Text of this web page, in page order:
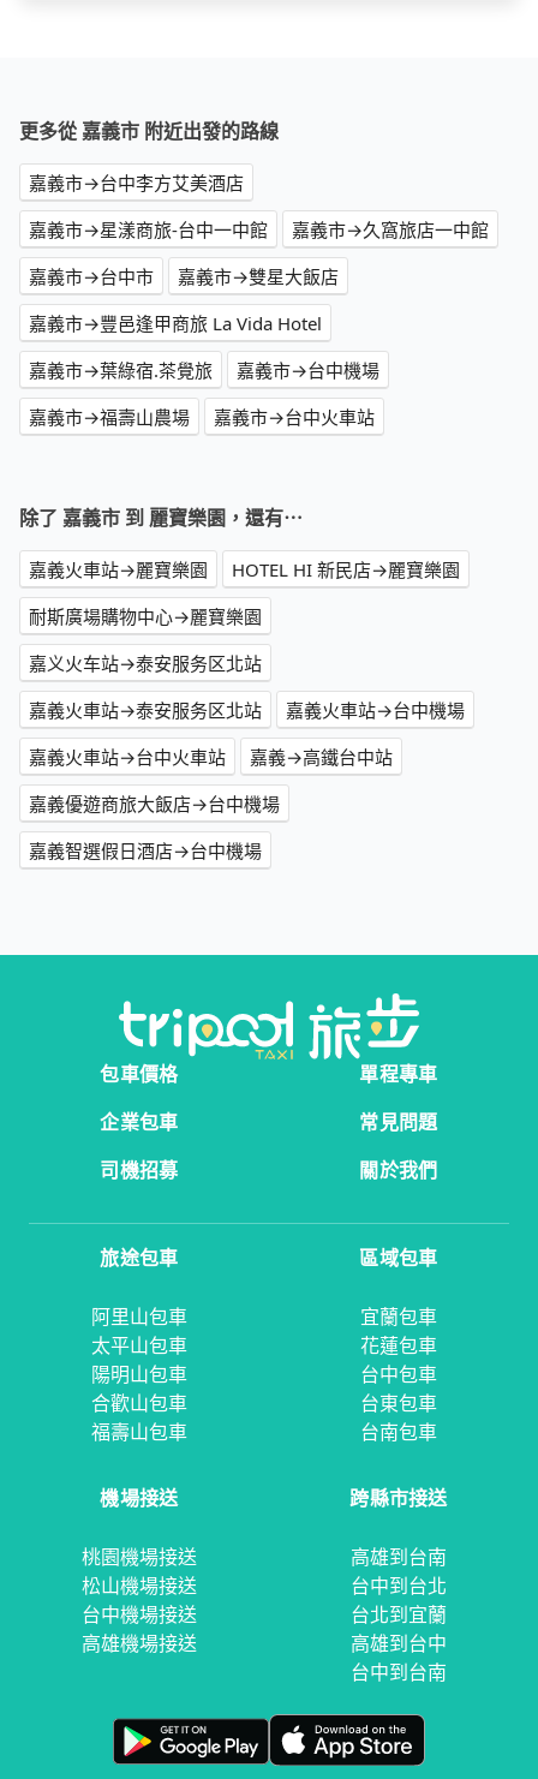
更多從 嘉義市 附近出發的路線
嘉義市→台中李方艾美酒店
嘉義市→星漾商旅-台中一中館
嘉義市→久窩旅店一中館
嘉義市→台中市
嘉義市→雙星大飯店
嘉義市→豐邑逢甲商旅 La Vida Hotel
嘉義市→葉綠宿.茶覺旅
嘉義市→台中機場
嘉義市→福壽山農場
嘉義市→台中火車站
除了 嘉義市 到 麗寶樂園，還有⋯
嘉義火車站→麗寶樂園
HOTEL HI 新民店→麗寶樂園
耐斯廣場購物中心→麗寶樂園
嘉义火车站→泰安服务区北站
嘉義火車站→泰安服务区北站
嘉義火車站→台中機場
嘉義火車站→台中火車站
嘉義→高鐵台中站
嘉義優遊商旅大飯店→台中機場
嘉義智選假日酒店→台中機場
包車價格
單程專車
企業包車
常見問題
司機招募
關於我們
旅途包車
阿里山包車
太平山包車
陽明山包車
合歡山包車
福壽山包車
區域包車
宜蘭包車
花蓮包車
台中包車
台東包車
台南包車
機場接送
桃園機場接送
松山機場接送
台中機場接送
高雄機場接送
跨縣市接送
高雄到台南
台中到台北
台北到宜蘭
高雄到台中
台中到台南